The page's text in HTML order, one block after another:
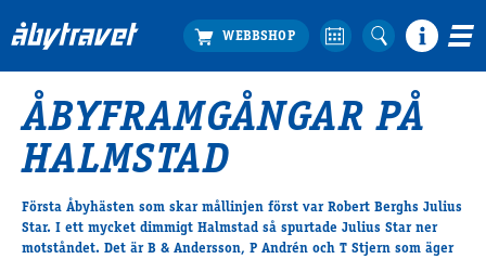
Köp biljett
Travprogrammet
Bra att veta
Restauranger
ÅBYFRAMGÅNGAR PÅ
HALMSTAD
Första Åbyhästen som skar mållinjen först var Robert Berghs Julius
Star. I ett mycket dimmigt Halmstad så spurtade Julius Star ner
motståndet. Det är B & Andersson, P Andrén och T Stjern som äger